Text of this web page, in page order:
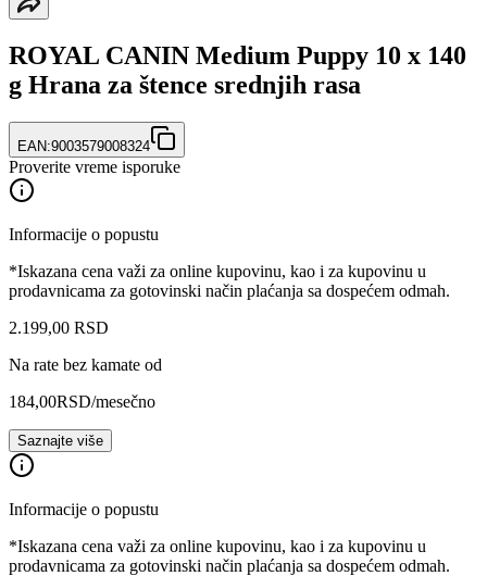
ROYAL CANIN Medium Puppy 10 x 140
g Hrana za štence srednjih rasa
EAN:9003579008324
Proverite vreme isporuke
Informacije o popustu
*Iskazana cena važi za online kupovinu, kao i za kupovinu u
prodavnicama za gotovinski način plaćanja sa dospećem odmah.
2.199,00 RSD
Na rate bez kamate od
184,00RSD/mesečno
Saznajte više
Informacije o popustu
*Iskazana cena važi za online kupovinu, kao i za kupovinu u
prodavnicama za gotovinski način plaćanja sa dospećem odmah.